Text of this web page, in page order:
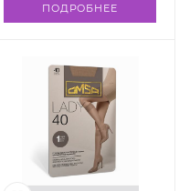
ПОДРОБНЕЕ